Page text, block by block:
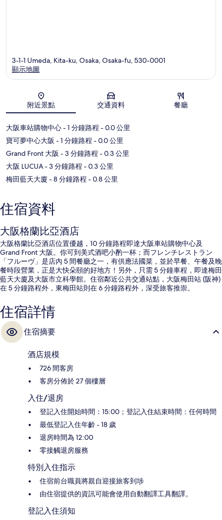
地圖
3-1-1 Umeda, Kita-ku, Osaka, Osaka-fu, 530-0001
顯示地圖
附近景點 交通資料 餐廳
大阪車站購物中心- 1 分鐘路程 - 0.0 公里
寶可夢中心大阪 - 1 分鐘路程 - 0.0 公里
Grand Front 大阪 - 3 分鐘路程 - 0.3 公里
大阪 LUCUA- 3 分鐘路程 - 0.3 公里
梅田藍天大廈 - 8 分鐘路程 - 0.8 公里
住宿資料
大阪格蘭比亞酒店
大阪格蘭比亞酒店位置優越，10 分鐘路程即達大阪車站購物中心及
Grand Front 大阪。你可到美式酒吧小酌一杯；而フレンチレストラン
「フルーヴ」是店內 5 間餐廳之一，有供應法國菜，並於早餐、午餐及晚
餐時段營業，正是大快朵頤的好地方！另外，只需 5 分鐘車程，即達梅田
藍天大廈及大阪市立科學館。住宿鄰近公共交通站點，大阪梅田站 (阪神)
在 5 分鐘路程外，東梅田站則在 6 分鐘路程外，深受旅客推崇。
住宿詳情
住宿摘要
酒店規模
726 間客房
客房分佈於 27 個樓層
入住/退房
登記入住開始時間：15:00；登記入住結束時間：任何時間
最低登記入住年齡 - 18 歲
退房時間為 12:00
零接觸退房服務
特別入住指示
住宿前台職員將親自迎接旅客到埗
由住宿提供的資訊可能會使用自動翻譯工具翻譯。
登記入住須知